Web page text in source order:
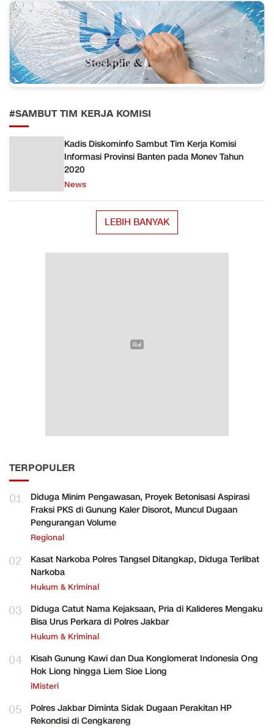
#SAMBUT TIM KERJA KOMISI
Kadis Diskominfo Sambut Tim Kerja Komisi
Informasi Provinsi Banten pada Monev Tahun
2020
News
LEBIH BANYAK
TERPOPULER
01
Diduga Minim Pengawasan, Proyek Betonisasi Aspirasi
Fraksi PKS di Gunung Kaler Disorot, Muncul Dugaan
Pengurangan Volume
Regional
02
Kasat Narkoba Polres Tangsel Ditangkap, Diduga Terlibat
Narkoba
Hukum & Kriminal
03
Diduga Catut Nama Kejaksaan, Pria di Kalideres Mengaku
Bisa Urus Perkara di Polres Jakbar
Hukum & Kriminal
04
Kisah Gunung Kawi dan Dua Konglomerat Indonesia Ong
Hok Liong hingga Liem Sioe Liong
iMisteri
05
Polres Jakbar Diminta Sidak Dugaan Perakitan HP
Rekondisi di Cengkareng